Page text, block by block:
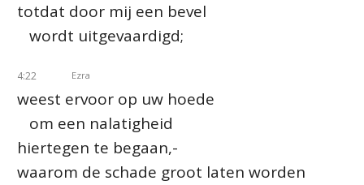
totdat door mij een bevel
wordt uitgevaardigd;
4:22 Ezra
weest ervoor op uw hoede
om een nalatigheid
hiertegen te begaan,-
waarom de schade groot laten worden